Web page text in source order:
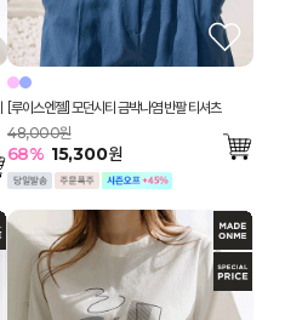
[루이스엔젤] 모던시티 금박나염 반팔 티셔츠
48,000원
68% 15,300원